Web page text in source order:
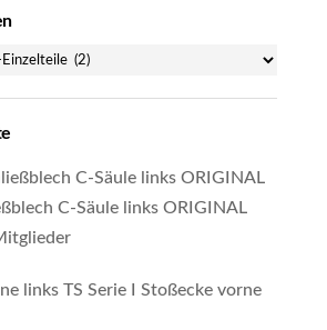
C-Säule links ORIGINAL
Stoßecke vorne